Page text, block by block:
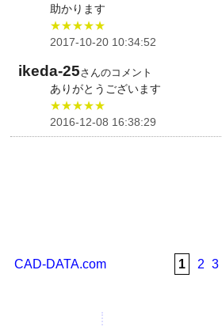
助かります
★★★★★
2017-10-20 10:34:52
ikeda-25さんのコメント
ありがとうございます
★★★★★
2016-12-08 16:38:29
CAD-DATA.com 1 2 3